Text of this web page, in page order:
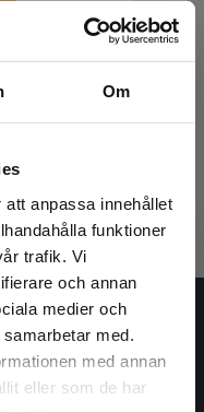
Om
anpassa innehållet
funktioner
trafik. Vi
och annan
medier och
med.
med annan
eller som de har
är idag Sveriges